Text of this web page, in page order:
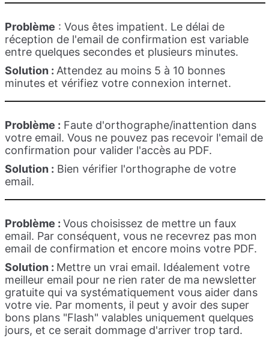
Problème : Vous êtes impatient. Le délai de
réception de l'email de confirmation est variable
entre quelques secondes et plusieurs minutes.
Solution : Attendez au moins 5 à 10 bonnes
minutes et vérifiez votre connexion internet.
Problème : Faute d'orthographe/inattention dans
votre email. Vous ne pouvez pas recevoir l'email de
confirmation pour valider l'accès au PDF.
Solution : Bien vérifier l'orthographe de votre
email.
Problème : Vous choisissez de mettre un faux
email. Par conséquent, vous ne recevrez pas mon
email de confirmation et encore moins votre PDF.
Solution : Mettre un vrai email. Idéalement votre
meilleur email pour ne rien rater de ma newsletter
gratuite qui va systématiquement vous aider dans
votre vie. Par moments, il peut y avoir des super
bons plans "Flash" valables uniquement quelques
jours, et ce serait dommage d'arriver trop tard.